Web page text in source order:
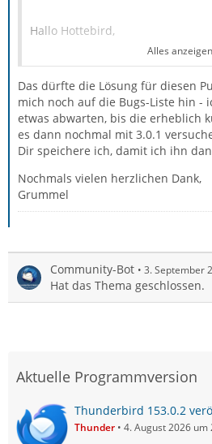
Hallo Hottebird,
.
Nicht bei mir
, im System
auch noch nie Probleme, jetzt
das kann ich von Microsoft nicht
mir manches graue Haar
Alle Achtung! Du hast Dich ja
Alles anzeigen
Das dürfte die Lösung für diesen
mich noch auf die Bugs-Liste hin -
etwas abwarten, bis die erheblich
es dann nochmal mit 3.0.1
Dir speichere ich, damit ich ihn
Nochmals vielen herzlichen Dank,
Grummel
Community-Bot 3. September
Hat das Thema geschlossen.
Aktuelle Programmversion
Thunderbird 153.0.2
Thunder 4. August 2026 um